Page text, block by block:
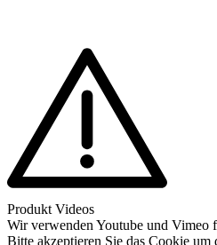
Produkt Videos
Wir verwenden Youtube und Vimeo
Bitte akzeptieren Sie das Cookie